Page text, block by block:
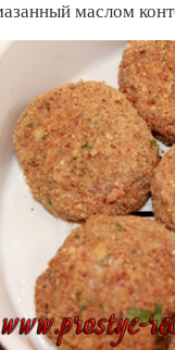
маслом